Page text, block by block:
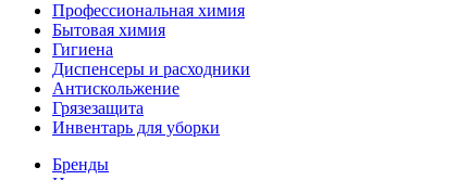
Профессиональная химия
Бытовая химия
Гигиена
Диспенсеры и расходники
Антискольжение
Грязезащита
Инвентарь для уборки
Бренды